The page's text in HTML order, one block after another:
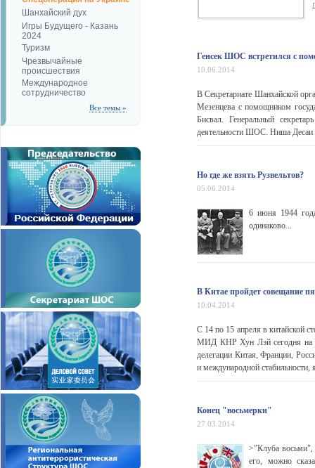
Шанхайский дух
Игры Будущего - Казань
2024
Туризм
Чрезвычайные
происшествия
Международное
сотрудничество
Все темы »
Генсек ШОС встретился с
10.06.2014
В Секретариате Шанхайской
Мезенцева с помощником
Бисвал. Генеральный
деятельности ШОС. Ниша Десаи
Но где же взять Рузвельтов?
05.06.2014
6 июня 1944
одинаково...
В Китае пройдет совещание
10.04.2014
С 14 по 15 апреля в китайской
МИД КНР Хун Лэй сегодня на
делегации Китая, Франции,
и международной стабильности,
Конец "восьмерки"
27.03.2014
>"Клуба восьми",
его, можно